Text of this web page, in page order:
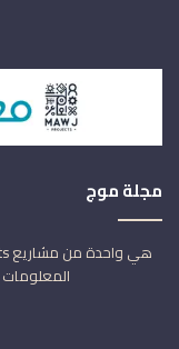
مجلة موج